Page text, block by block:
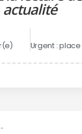
actualité